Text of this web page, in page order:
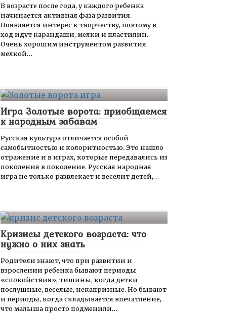
В возрасте после года, у каждого ребенка
начинается активная фаза развития.
Появляется интерес к творчеству, поэтому в
ход идут карандаши, мелки и пластилин.
Очень хорошим инструментом развития
мелкой…
Игра Золотые ворота: приобщаемся
к народным забавам
Русская культура отличается особой
самобытностью и колоритностью. Это нашло
отражение и в играх, которые передавались из
поколения в поколение. Русская народная
игра не только развлекает и веселит детей,…
Кризисы детского возраста: что
нужно о них знать
Родители знают, что при развитии и
взрослении ребенка бывают периоды
«спокойствия», тишины, когда детки
послушные, веселые, некапризные. Но бывают
и периоды, когда складывается впечатление,
что малыша просто подменили…